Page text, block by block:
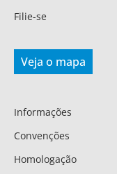
Filie-se
Veja o mapa
Informações
Convenções
Homologação